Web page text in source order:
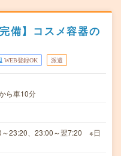
備】コスメ容器の
WEB登録OK 派遣
ら車10分
～23:20、23:00～翌7:20 ※日